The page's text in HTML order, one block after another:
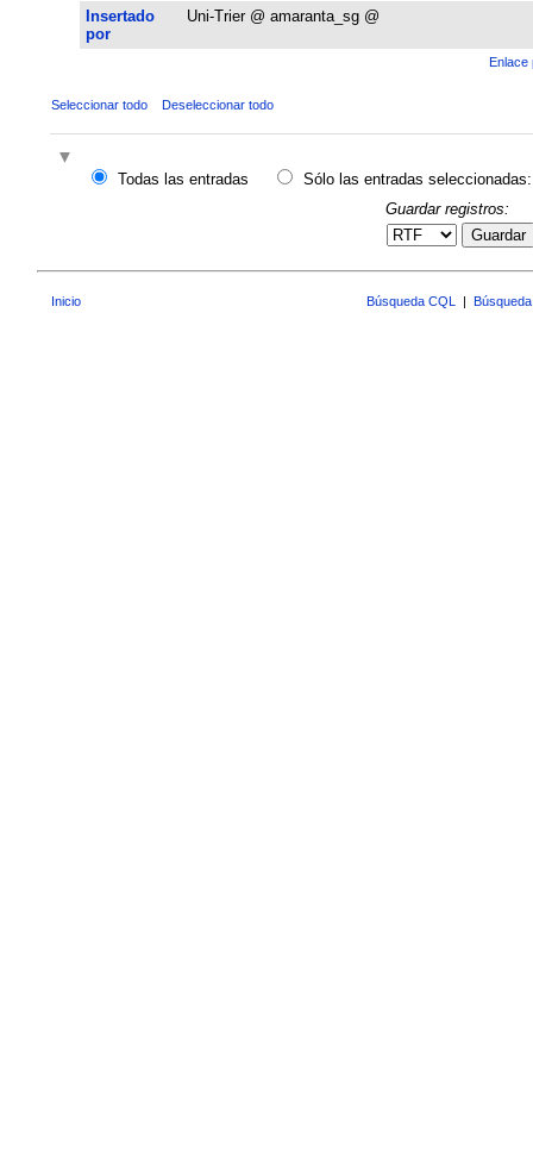
Insertado
por
Uni-Trier @ amaranta_sg @
Enlace
Seleccionar todo Deseleccionar todo
Todas las entradas
Sólo las entradas seleccionadas:
Guardar registros:
Guardar
Inicio Búsqueda CQL